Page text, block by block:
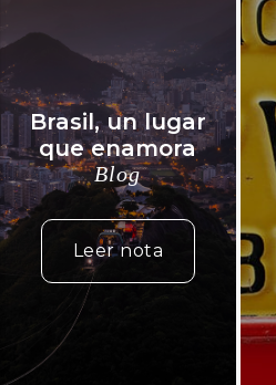
Brasil, un lugar
que enamora
Blog
Leer nota